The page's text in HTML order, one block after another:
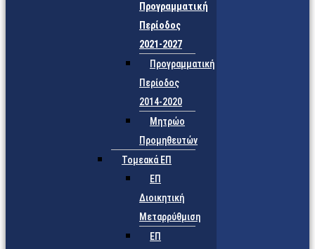
Προγραμματική
Περίοδος
2021-2027
Προγραμματική
Περίοδος
2014-2020
Μητρώο
Προμηθευτών
Τομεακά ΕΠ
ΕΠ
Διοικητική
Μεταρρύθμιση
ΕΠ